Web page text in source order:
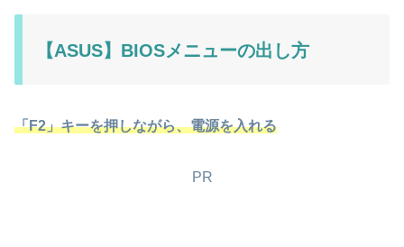
【ASUS】BIOSメニューの出し方
「F2」キーを押しながら、電源を入れる
PR